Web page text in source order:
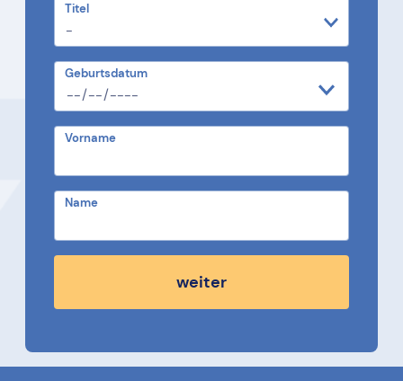
Titel
Geburtsdatum
Vorname
Name
weiter